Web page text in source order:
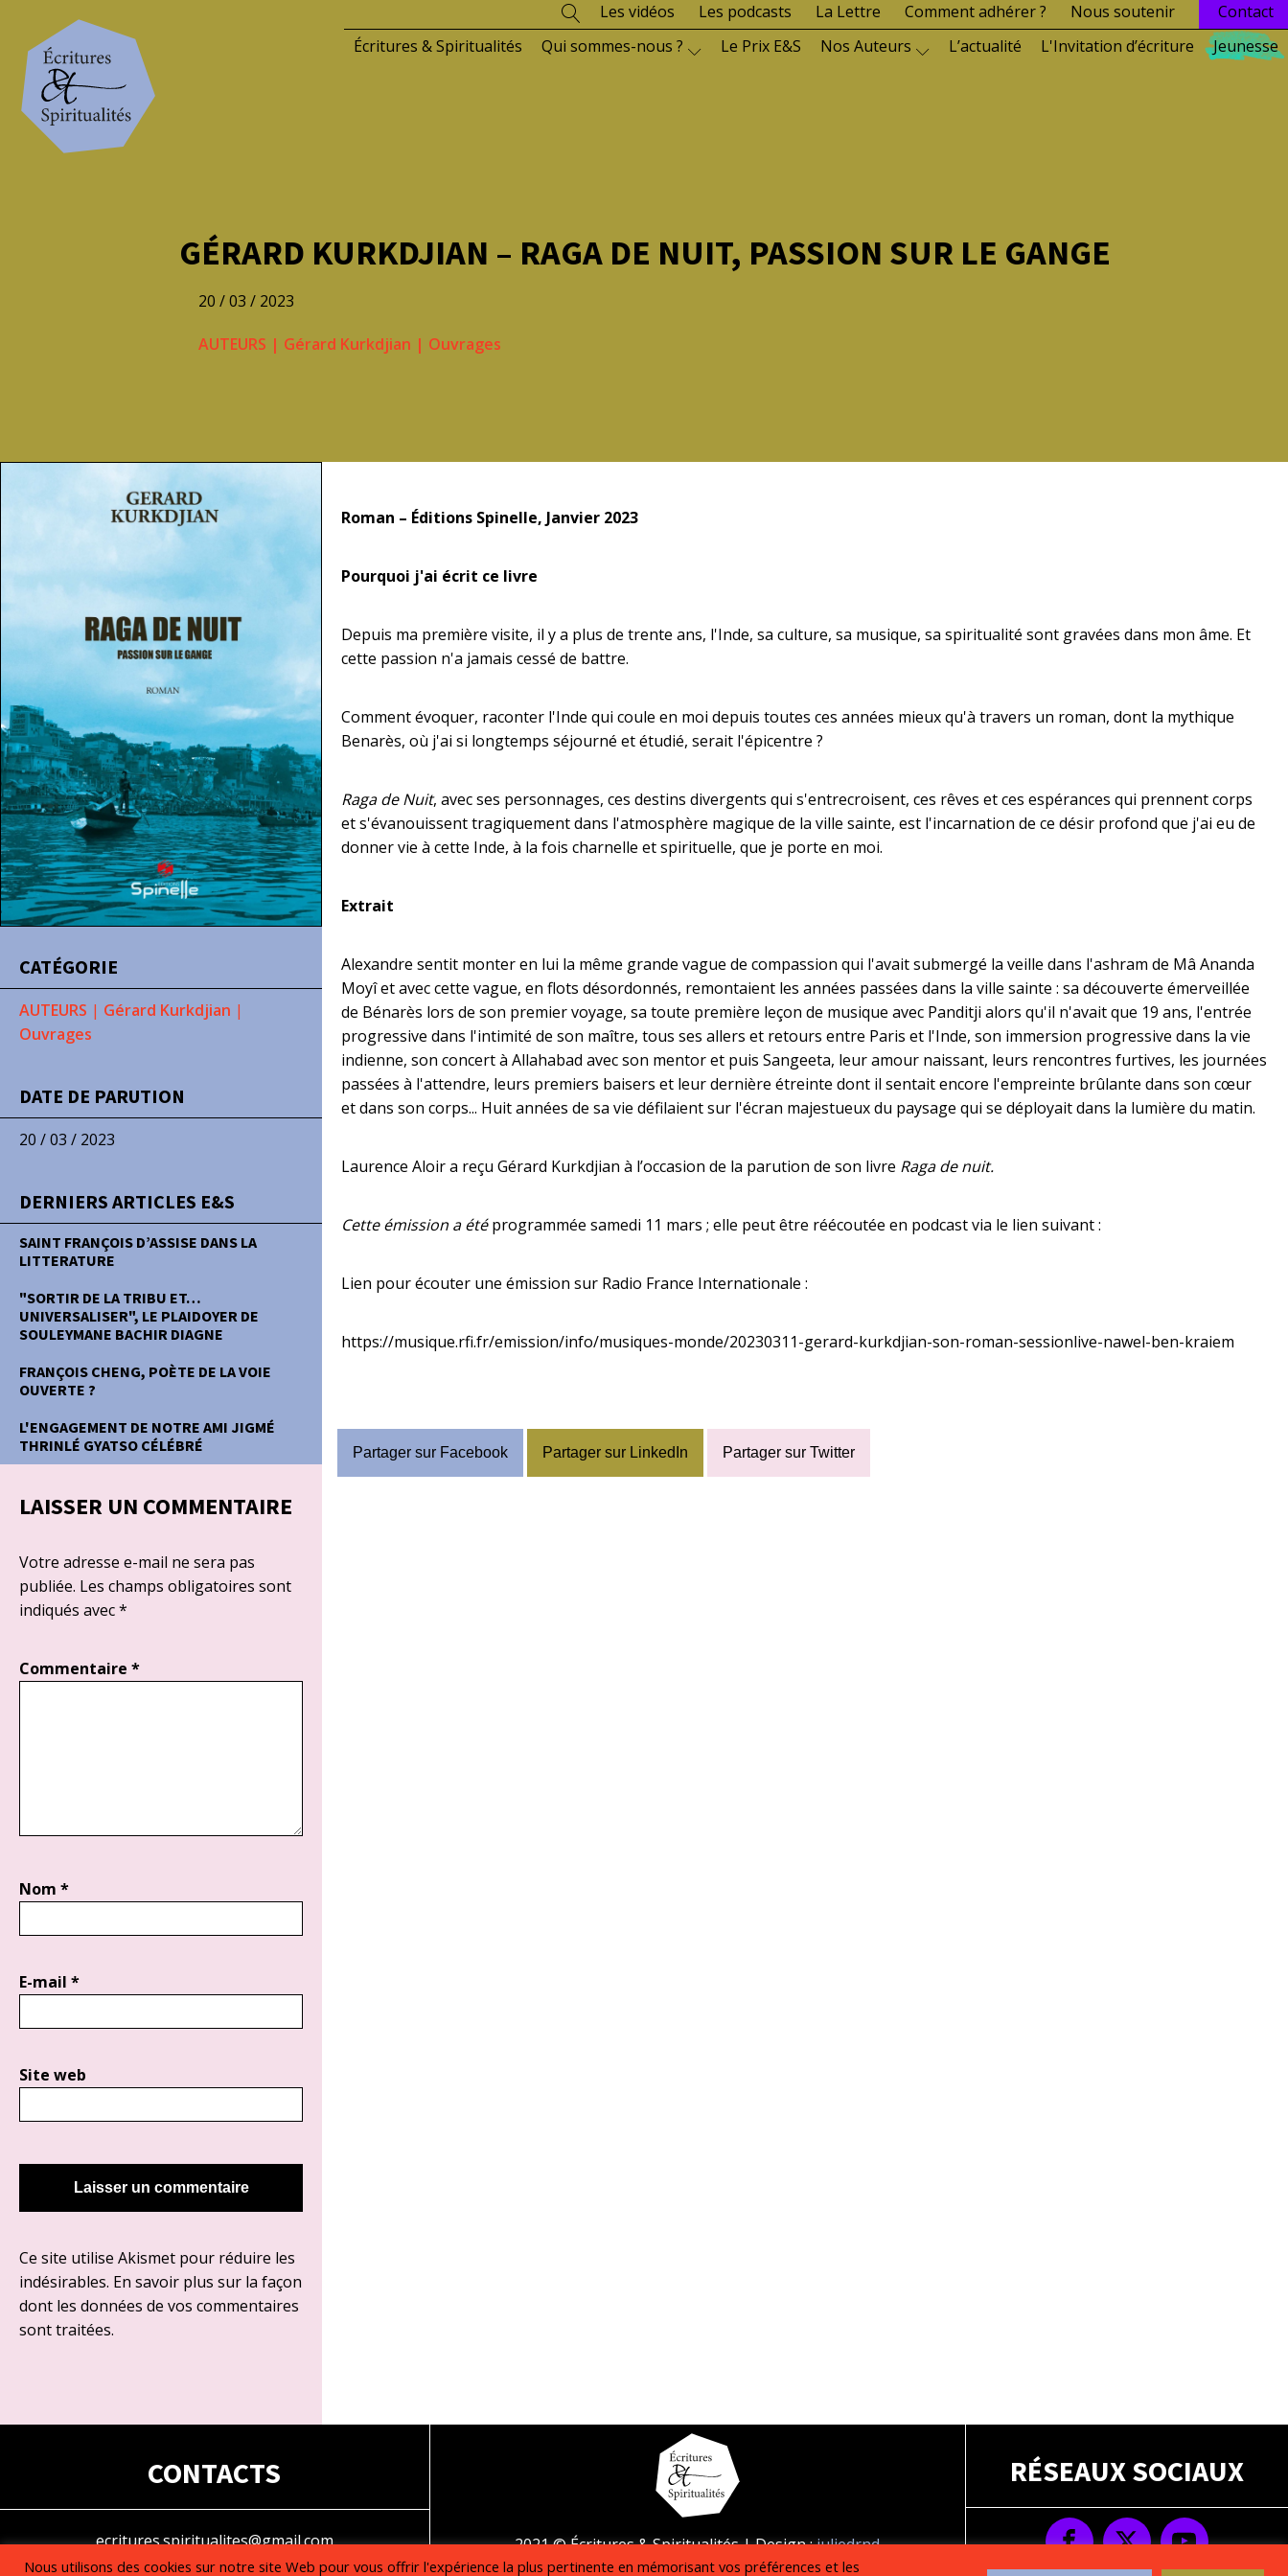
Les vidéos Les podcasts La Lettre Comment adhérer ? Nous soutenir
Contact
Écritures & Spiritualités
Qui sommes-nous ? Le Prix E&S Nos Auteurs L’actualité L'Invitation d’écriture Jeunesse
GÉRARD KURKDJIAN – RAGA DE NUIT, PASSION SUR LE GANGE
20 / 03 / 2023
AUTEURS | Gérard Kurkdjian | Ouvrages
CATÉGORIE
AUTEURS | Gérard Kurkdjian |
Ouvrages
DATE DE PARUTION
20 / 03 / 2023
DERNIERS ARTICLES E&S
SAINT FRANÇOIS D’ASSISE DANS LA
LITTERATURE
"SORTIR DE LA TRIBU ET…
UNIVERSALISER", LE PLAIDOYER DE
SOULEYMANE BACHIR DIAGNE
FRANÇOIS CHENG, POÈTE DE LA VOIE
OUVERTE ?
L'ENGAGEMENT DE NOTRE AMI JIGMÉ
THRINLÉ GYATSO CÉLÉBRÉ
LAISSER UN COMMENTAIRE
Votre adresse e-mail ne sera pas
publiée. Les champs obligatoires sont
indiqués avec*
Commentaire *
Nom *
E-mail *
Site web
Ce site utilise Akismet pour réduire les
indésirables. En savoir plus sur la façon
dont les données de vos commentaires
sont traitées.
Roman – Éditions Spinelle, Janvier 2023
Pourquoi j'ai écrit ce livre
Depuis ma première visite, il y a plus de trente ans, l'Inde, sa culture, sa musique, sa spiritualité sont gravées dans mon âme. Et
cette passion n'a jamais cessé de battre.
Comment évoquer, raconter l'Inde qui coule en moi depuis toutes ces années mieux qu'à travers un roman, dont la mythique
Benarès, où j'ai si longtemps séjourné et étudié, serait l'épicentre ?
Raga de Nuit, avec ses personnages, ces destins divergents qui s'entrecroisent, ces rêves et ces espérances qui prennent corps
et s'évanouissent tragiquement dans l'atmosphère magique de la ville sainte, est l'incarnation de ce désir profond que j'ai eu de
donner vie à cette Inde, à la fois charnelle et spirituelle, que je porte en moi.
Extrait
Alexandre sentit monter en lui la même grande vague de compassion qui l'avait submergé la veille dans l'ashram de Mâ Ananda
Moyî et avec cette vague, en flots désordonnés, remontaient les années passées dans la ville sainte : sa découverte émerveillée
de Bénarès lors de son premier voyage, sa toute première leçon de musique avec Panditji alors qu'il n'avait que 19 ans, l'entrée
progressive dans l'intimité de son maître, tous ses allers et retours entre Paris et l'Inde, son immersion progressive dans la vie
indienne, son concert à Allahabad avec son mentor et puis Sangeeta, leur amour naissant, leurs rencontres furtives, les journées
passées à l'attendre, leurs premiers baisers et leur dernière étreinte dont il sentait encore l'empreinte brûlante dans son cœur
et dans son corps... Huit années de sa vie défilaient sur l'écran majestueux du paysage qui se déployait dans la lumière du matin.
Laurence Aloir a reçu Gérard Kurkdjian à l’occasion de la parution de son livre Raga de nuit.
Cette émission a étéprogrammée samedi 11 mars ; elle peut être réécoutée en podcast via le lien suivant :
Lien pour écouter une émission sur Radio France Internationale :
https://musique.rfi.fr/emission/info/musiques-monde/20230311-gerard-kurkdjian-son-roman-sessionlive-nawel-ben-kraiem
Partager sur Facebook Partager sur LinkedIn Partager sur Twitter
CONTACTS
ecritures.spiritualites@gmail.com 2021 © Écritures & Spiritualités | Design :juliedrnd
RÉSEAUX SOCIAUX
Nous utilisons des cookies sur notre site Web pour vous offrir l'expérience la plus pertinente en mémorisant vos préférences et les